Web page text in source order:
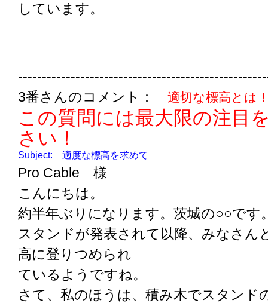
しています。
3番さんのコメント： 適切な標高と
この質問には最大限の注目
さい！
Subject: 適度な標高を求めて
Pro Cable 様
こんにちは。
約半年ぶりになります。茨城の○○です
スタンドが発表されて以降、みなさん
高に登りつめられ
ているようですね。
さて、私のほうは、積み木でスタンド